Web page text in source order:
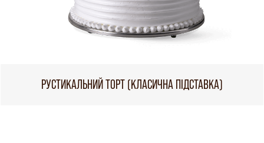
РУСТИКАЛЬНИЙ ТОРТ (КЛАСИЧНА ПІДСТАВКА)